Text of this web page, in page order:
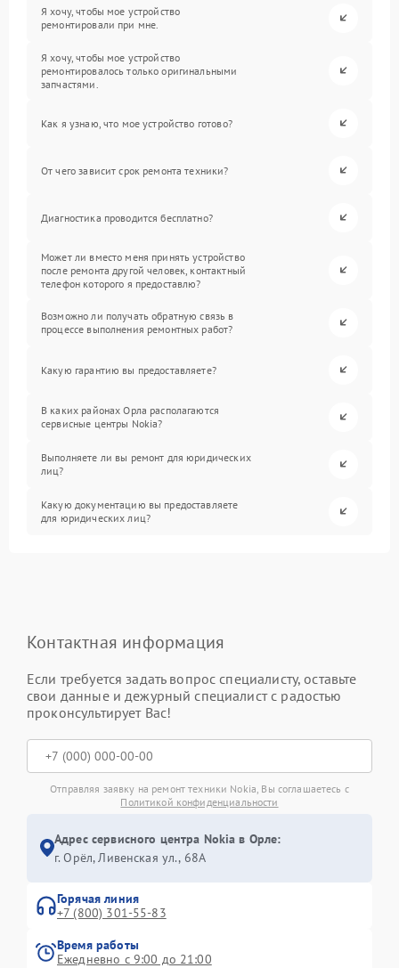
Я хочу, чтобы мое устройство
ремонтировали при мне.
Я хочу, чтобы мое устройство
ремонтировалось только оригинальными
запчастями.
Как я узнаю, что мое устройство готово?
От чего зависит срок ремонта техники?
Диагностика проводится бесплатно?
Может ли вместо меня принять устройство
после ремонта другой человек, контактный
телефон которого я предоставлю?
Возможно ли получать обратную связь в
процессе выполнения ремонтных работ?
Какую гарантию вы предоставляете?
В каких районах Орла располагаются
сервисные центры Nokia?
Выполняете ли вы ремонт для юридических
лиц?
Какую документацию вы предоставляете
для юридических лиц?
Контактная информация
Если требуется задать вопрос специалисту, оставьте
свои данные и дежурный специалист с радостью
проконсультирует Вас!
Отправляя заявку на ремонт техники Nokia, Вы соглашаетесь с
Политикой конфиденциальности
Адрес сервисного центра Nokia в Орле:
г. Орёл, Ливенская ул., 68А
Горячая линия
+7 (800) 301-55-83
Время работы
Ежедневно с 9:00 до 21:00